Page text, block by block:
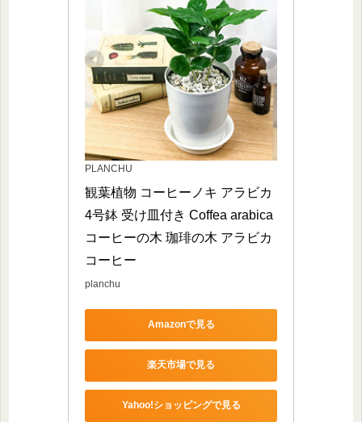
PLANCHU
観葉植物 コーヒーノキ アラビカ
4号鉢 受け皿付き Coffea arabica
コーヒーの木 珈琲の木 アラビカ
コーヒー
planchu
Amazonで見る
楽天市場で見る
Yahoo!ショッピングで見る